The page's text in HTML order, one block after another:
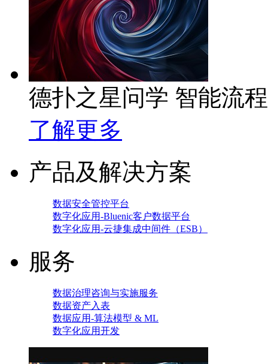
德扑之星问学 智能流
了解更多
产品及解决方案
数据安全管控平台
数字化应用-Bluenic客户数据平台
数字化应用-云捷集成中间件（ESB）
服务
数据治理咨询与实施服务
数据资产入表
数据应用-算法模型 & ML
数字化应用开发